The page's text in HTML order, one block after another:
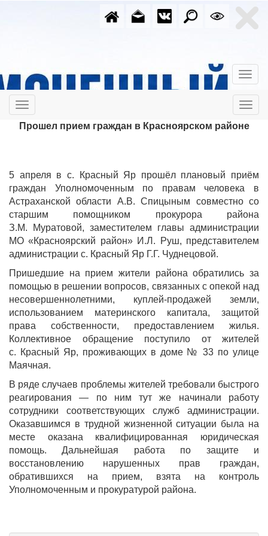
Прошел прием граждан в Красноярском районе
5 апреля в с. Красный Яр прошёл плановый приём
граждан Уполномоченным по правам человека в
Астраханской области А.В. Спицыным совместно со
старшим помощником прокурора района
З.М. Муратовой, заместителем главы администрации
МО «Красноярский район» И.Л. Руш, представителем
администрации с. Красный Яр Г.Г. Чуднецовой.
Пришедшие на прием жители района обратились за
помощью в решении вопросов, связанных с опекой над
несовершеннолетними, куплей-продажей земли,
использованием материнского капитала, защитой
права собственности, предоставлением жилья.
Коллективное обращение поступило от жителей
с. Красный Яр, проживающих в доме № 33 по улице
Маячная.
В ряде случаев проблемы жителей требовали быстрого
реагирования — по ним тут же начинали работу
сотрудники соответствующих служб администрации.
Оказавшимся в трудной жизненной ситуации была на
месте оказана квалифицированная юридическая
помощь. Дальнейшая работа по защите и
восстановлению нарушенных прав граждан,
обратившихся на прием, взята на контроль
Уполномоченным и прокуратурой района.